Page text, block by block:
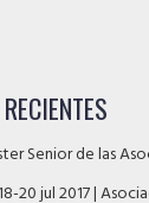
Senior de las
20 jul 2017 |